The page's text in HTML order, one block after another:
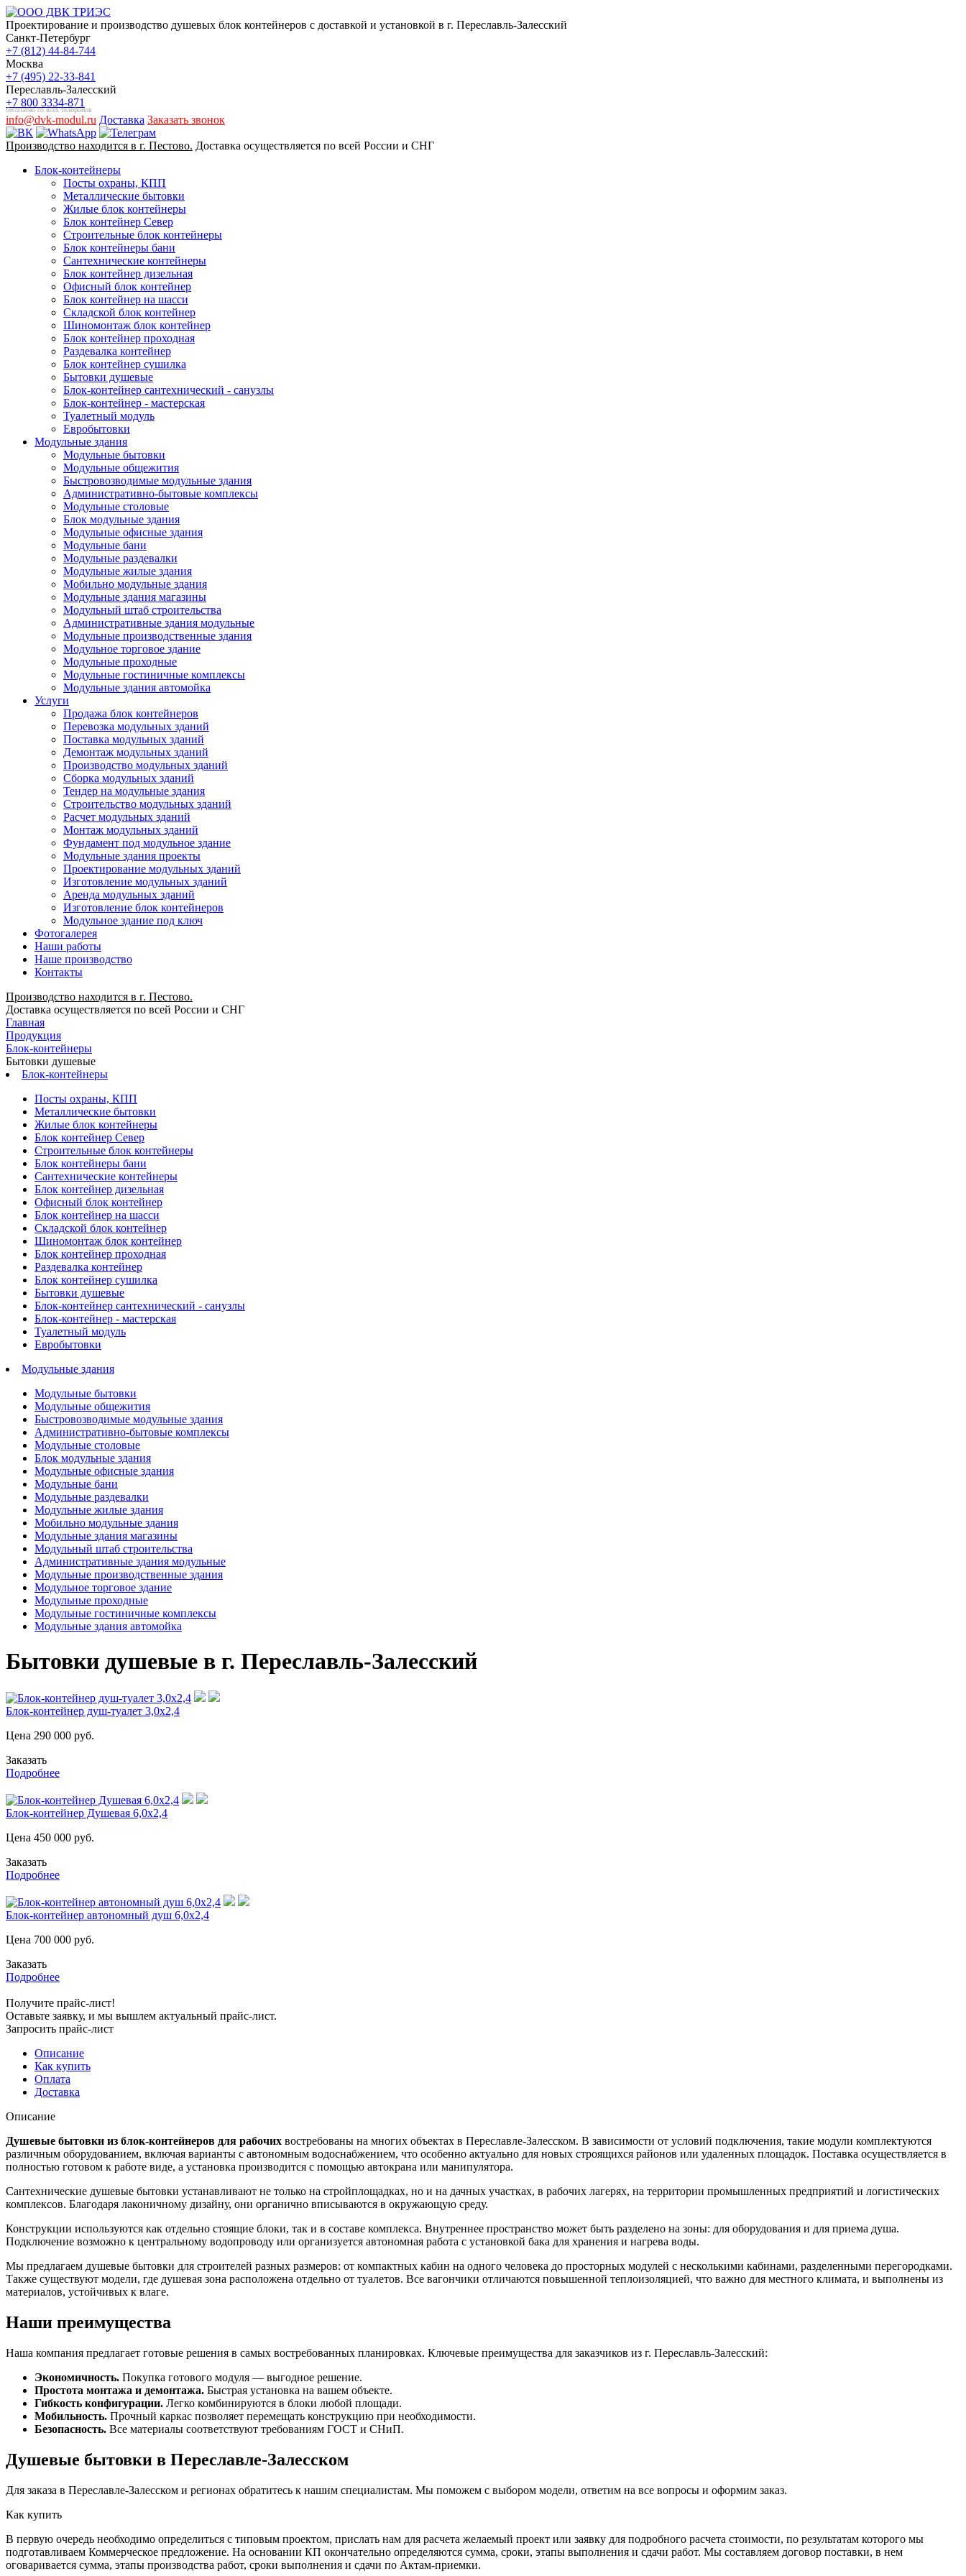
Проектирование и производство душевых блок контейнеров с доставкой и установкой в г. Переславль-Залесский
Санкт-Петербург
+7 (812) 44-84-744
Москва
+7 (495) 22-33-841
Переславль-Залесский
+7 800 3334-871
бесплатно со всех телефонов
info@dvk-modul.ru Доставка Заказать звонок
Производство находится в г. Пестово. Доставка осуществляется по всей России и СНГ
Блок-контейнеры
Посты охраны, КПП
Металлические бытовки
Жилые блок контейнеры
Блок контейнер Север
Строительные блок контейнеры
Блок контейнеры бани
Сантехнические контейнеры
Блок контейнер дизельная
Офисный блок контейнер
Блок контейнер на шасси
Складской блок контейнер
Шиномонтаж блок контейнер
Блок контейнер проходная
Раздевалка контейнер
Блок контейнер сушилка
Бытовки душевые
Блок-контейнер сантехнический - санузлы
Блок-контейнер - мастерская
Туалетный модуль
Евробытовки
Модульные здания
Модульные бытовки
Модульные общежития
Быстровозводимые модульные здания
Административно-бытовые комплексы
Модульные столовые
Блок модульные здания
Модульные офисные здания
Модульные бани
Модульные раздевалки
Модульные жилые здания
Мобильно модульные здания
Модульные здания магазины
Модульный штаб строительства
Административные здания модульные
Модульные производственные здания
Модульное торговое здание
Модульные проходные
Модульные гостиничные комплексы
Модульные здания автомойка
Услуги
Продажа блок контейнеров
Перевозка модульных зданий
Поставка модульных зданий
Демонтаж модульных зданий
Производство модульных зданий
Сборка модульных зданий
Тендер на модульные здания
Строительство модульных зданий
Расчет модульных зданий
Монтаж модульных зданий
Фундамент под модульное здание
Модульные здания проекты
Проектирование модульных зданий
Изготовление модульных зданий
Аренда модульных зданий
Изготовление блок контейнеров
Модульное здание под ключ
Фотогалерея
Наши работы
Наше производство
Контакты
Производство находится в г. Пестово.
Доставка осуществляется по всей России и СНГ
Главная
Продукция
Блок-контейнеры
Бытовки душевые
Блок-контейнеры
Посты охраны, КПП
Металлические бытовки
Жилые блок контейнеры
Блок контейнер Север
Строительные блок контейнеры
Блок контейнеры бани
Сантехнические контейнеры
Блок контейнер дизельная
Офисный блок контейнер
Блок контейнер на шасси
Складской блок контейнер
Шиномонтаж блок контейнер
Блок контейнер проходная
Раздевалка контейнер
Блок контейнер сушилка
Бытовки душевые
Блок-контейнер сантехнический - санузлы
Блок-контейнер - мастерская
Туалетный модуль
Евробытовки
Модульные здания
Модульные бытовки
Модульные общежития
Быстровозводимые модульные здания
Административно-бытовые комплексы
Модульные столовые
Блок модульные здания
Модульные офисные здания
Модульные бани
Модульные раздевалки
Модульные жилые здания
Мобильно модульные здания
Модульные здания магазины
Модульный штаб строительства
Административные здания модульные
Модульные производственные здания
Модульное торговое здание
Модульные проходные
Модульные гостиничные комплексы
Модульные здания автомойка
Бытовки душевые в г. Переславль-Залесский
Блок-контейнер душ-туалет 3,0х2,4
Цена 290 000 руб.
Заказать
Подробнее
Блок-контейнер Душевая 6,0х2,4
Цена 450 000 руб.
Заказать
Подробнее
Блок-контейнер автономный душ 6,0х2,4
Цена 700 000 руб.
Заказать
Подробнее
Получите прайс-лист!
Оставьте заявку, и мы вышлем актуальный прайс-лист.
Запросить прайс-лист
Описание
Как купить
Оплата
Доставка
Описание
Душевые бытовки из блок-контейнеров для рабочих востребованы на многих объектах в Переславле-Залесском. В зависимости от условий подключения, такие модули комплектуются
различным оборудованием, включая варианты с автономным водоснабжением, что особенно актуально для новых строящихся районов или удаленных площадок. Поставка осуществляется в
полностью готовом к работе виде, а установка производится с помощью автокрана или манипулятора.
Сантехнические душевые бытовки устанавливают не только на стройплощадках, но и на дачных участках, в рабочих лагерях, на территории промышленных предприятий и логистических
комплексов. Благодаря лаконичному дизайну, они органично вписываются в окружающую среду.
Конструкции используются как отдельно стоящие блоки, так и в составе комплекса. Внутреннее пространство может быть разделено на зоны: для оборудования и для приема душа.
Подключение возможно к центральному водопроводу или организуется автономная работа с установкой бака для хранения и нагрева воды.
Мы предлагаем душевые бытовки для строителей разных размеров: от компактных кабин на одного человека до просторных модулей с несколькими кабинами, разделенными перегородками.
Также существуют модели, где душевая зона расположена отдельно от туалетов. Все вагончики отличаются повышенной теплоизоляцией, что важно для местного климата, и выполнены из
материалов, устойчивых к влаге.
Наши преимущества
Наша компания предлагает готовые решения в самых востребованных планировках. Ключевые преимущества для заказчиков из г. Переславль-Залесский:
Экономичность. Покупка готового модуля — выгодное решение.
Простота монтажа и демонтажа. Быстрая установка на вашем объекте.
Гибкость конфигурации. Легко комбинируются в блоки любой площади.
Мобильность. Прочный каркас позволяет перемещать конструкцию при необходимости.
Безопасность. Все материалы соответствуют требованиям ГОСТ и СНиП.
Душевые бытовки в Переславле-Залесском
Для заказа в Переславле-Залесском и регионах обратитесь к нашим специалистам. Мы поможем с выбором модели, ответим на все вопросы и оформим заказ.
Как купить
В первую очередь необходимо определиться с типовым проектом, прислать нам для расчета желаемый проект или заявку для подробного расчета стоимости, по результатам которого мы
подготавливаем Коммерческое предложение. На основании КП окончательно определяются сумма, сроки, этапы выполнения и сдачи работ. Мы составляем договор поставки, в нем
оговаривается сумма, этапы производства работ, сроки выполнения и сдачи по Актам-приемки.